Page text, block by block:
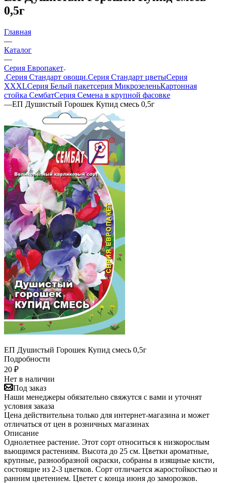
0,5г
Главная
—
Каталог
—
Серия Европакет
.Серия Стандарт овощи.Серия Стандарт цветыСерия
XXXLСерия Белый пакетсерия МикрозеленьКартонная
стойка СембатСерия Семена в крупной фасовке
—ЕП Душистый Горошек Купид смесь 0,5г
ЕП Душистый Горошек Купид смесь 0,5г
Подробности
20 ₽
Нет в наличии
Под заказ
Наши менеджеры обязательно свяжутся с вами и уточнят
условия заказа
Цена действительна только для интернет-магазина и может
отличаться от цен в розничных магазинах
Описание
Однолетнее растение. Этот сорт относиться к низкорослым
вьющимся растениям. Высота до 25 см. Цветки ароматные,
крупные, разнообразной окраски, собраны в изящные кисти,
состоящие из 2-3 цветков. Сорт отличается жаростойкостью и
ранним цветением. Цветет с конца июня до заморозков.